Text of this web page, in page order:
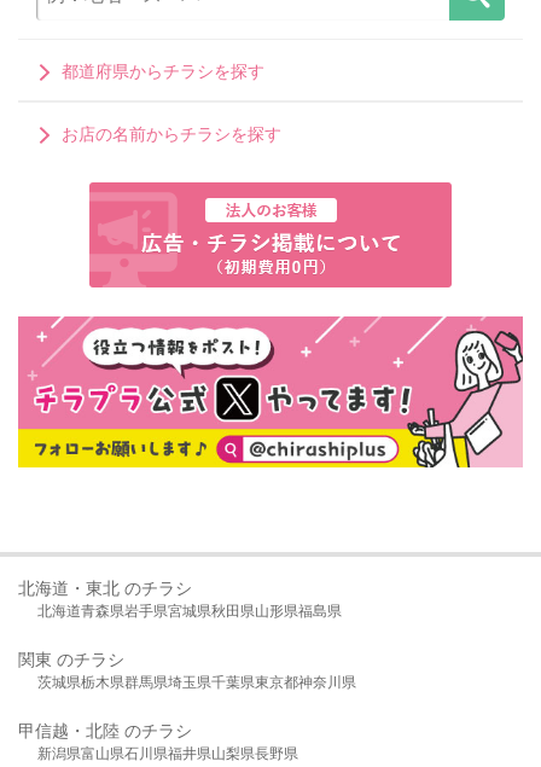
都道府県からチラシを探す
お店の名前からチラシを探す
北海道・東北 のチラシ
北海道青森県岩手県宮城県秋田県山形県福島県
関東 のチラシ
茨城県栃木県群馬県埼玉県千葉県東京都神奈川県
甲信越・北陸 のチラシ
新潟県富山県石川県福井県山梨県長野県